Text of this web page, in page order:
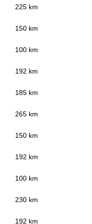
225 km
150 km
100 km
192 km
185 km
265 km
150 km
192 km
100 km
230 km
192 km